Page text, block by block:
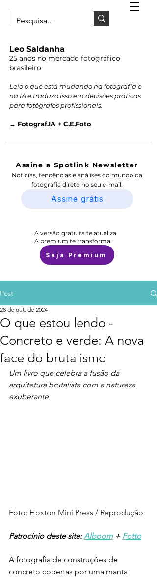
Leo Saldanha
25 anos no mercado fotográfico
brasileiro
Leio o que está mudando na fotografia e
na IA e traduzo isso em decisões práticas
para fotógrafos profissionais.
→ Fotograf.IA + C.E.Foto
Assine a Spotlink Newsletter
Notícias, tendências e análises do mundo da
fotografia direto no seu e-mail.
Assine grátis
A versão gratuita te atualiza.
A premium te transforma.
Seja Premium
Post
O que estou lendo -
Concreto e verde: A nova
face do brutalismo
28 de out. de 2024
Um livro que celebra a fusão da
arquitetura brutalista com a natureza
exuberante
Foto: Hoxton Mini Press / Reprodução
Patrocínio deste site: Alboom + Fotto
A fotografia de construções de
concreto cobertas por uma manta